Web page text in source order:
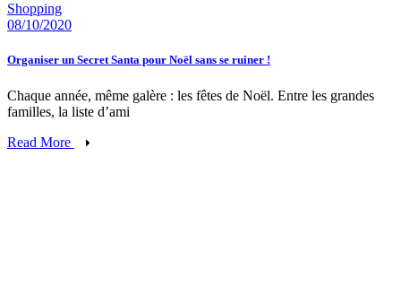
Shopping
08/10/2020
Organiser un Secret Santa pour Noël sans se ruiner !
Chaque année, même galère : les fêtes de Noël. Entre les grandes
familles, la liste d’ami
Read More